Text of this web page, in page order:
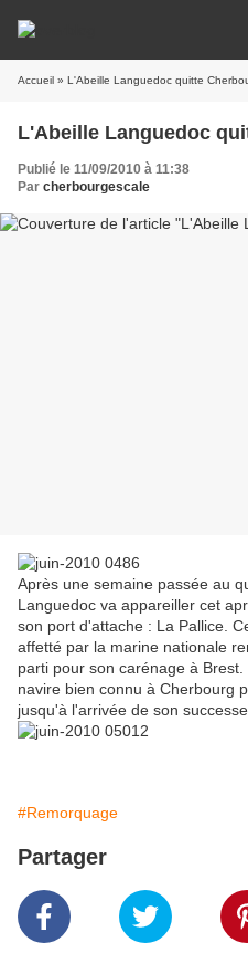
Accueil » L'Abeille Languedoc quitte
L'Abeille Languedoc
Publié le 11/09/2010 à 11:38
Par cherbourgescale
Après une semaine passée au
Languedoc va appareiller cet
son port d'attache : La Pallice.
affetté par la marine nationale
parti pour son carénage à
navire bien connu à Cherbourg
jusqu'à l'arrivée de son
#Remorquage
Partager